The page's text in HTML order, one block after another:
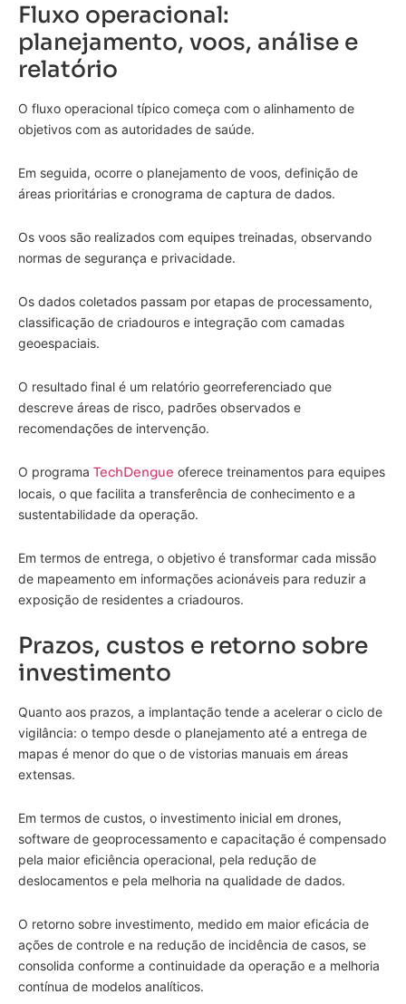
Fluxo operacional:
planejamento, voos, análise e
relatório
O fluxo operacional típico começa com o alinhamento de
objetivos com as autoridades de saúde.
Em seguida, ocorre o planejamento de voos, definição de
áreas prioritárias e cronograma de captura de dados.
Os voos são realizados com equipes treinadas, observando
normas de segurança e privacidade.
Os dados coletados passam por etapas de processamento,
classificação de criadouros e integração com camadas
geoespaciais.
O resultado final é um relatório georreferenciado que
descreve áreas de risco, padrões observados e
recomendações de intervenção.
O programa TechDengue oferece treinamentos para equipes
locais, o que facilita a transferência de conhecimento e a
sustentabilidade da operação.
Em termos de entrega, o objetivo é transformar cada missão
de mapeamento em informações acionáveis para reduzir a
exposição de residentes a criadouros.
Prazos, custos e retorno sobre
investimento
Quanto aos prazos, a implantação tende a acelerar o ciclo de
vigilância: o tempo desde o planejamento até a entrega de
mapas é menor do que o de vistorias manuais em áreas
extensas.
Em termos de custos, o investimento inicial em drones,
software de geoprocessamento e capacitação é compensado
pela maior eficiência operacional, pela redução de
deslocamentos e pela melhoria na qualidade de dados.
O retorno sobre investimento, medido em maior eficácia de
ações de controle e na redução de incidência de casos, se
consolida conforme a continuidade da operação e a melhoria
contínua de modelos analíticos.